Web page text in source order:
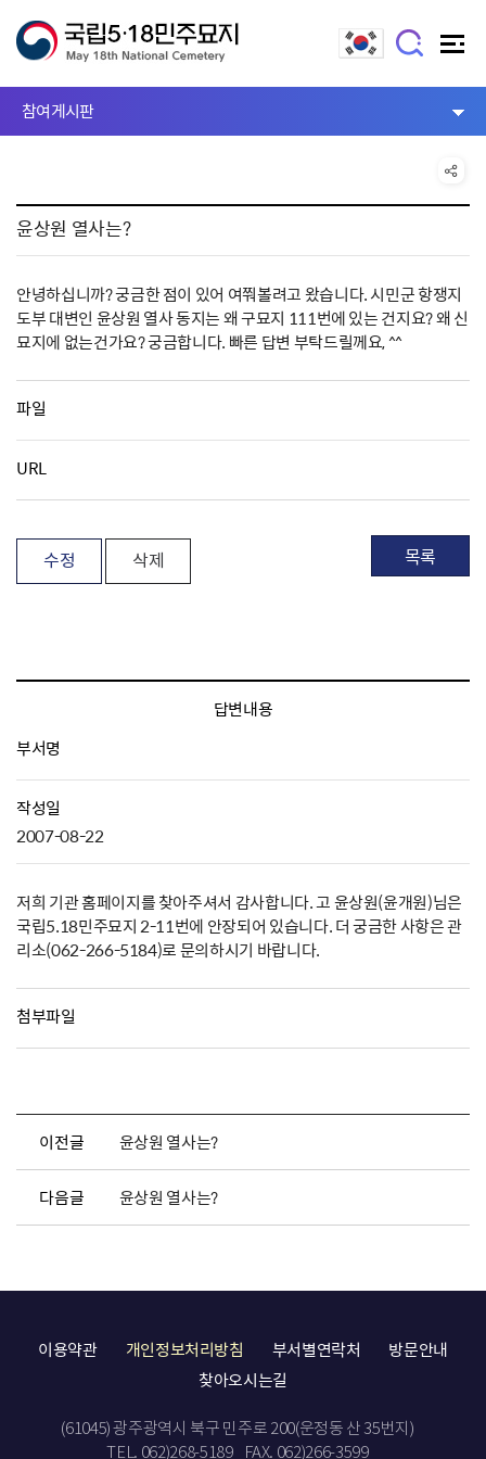
참여게시판
윤상원 열사는?
안녕하십니까? 궁금한 점이 있어 여쭤볼려고 왔습니다. 시민군 항쟁지
도부 대변인 윤상원 열사 동지는 왜 구묘지 111번에 있는 건지요? 왜 신
묘지에 없는건가요? 궁금합니다. 빠른 답변 부탁드릴께요, ^^
파일
URL
수정 삭제 목록
답변내용
부서명
작성일
2007-08-22
저희 기관 홈페이지를 찾아주셔서 감사합니다. 고 윤상원(윤개원)님은
국립5.18민주묘지 2-11번에 안장되어 있습니다. 더 궁금한 사항은 관
리소(062-266-5184)로 문의하시기 바랍니다.
첨부파일
이전글 윤상원 열사는?
다음글 윤상원 열사는?
이용약관 개인정보처리방침 부서별연락처
방문안내
찾아오시는길
(61045) 광주광역시 북구 민주로 200(운정동 산 35번지)
TEL. 062)268-5189
FAX. 062)266-3599